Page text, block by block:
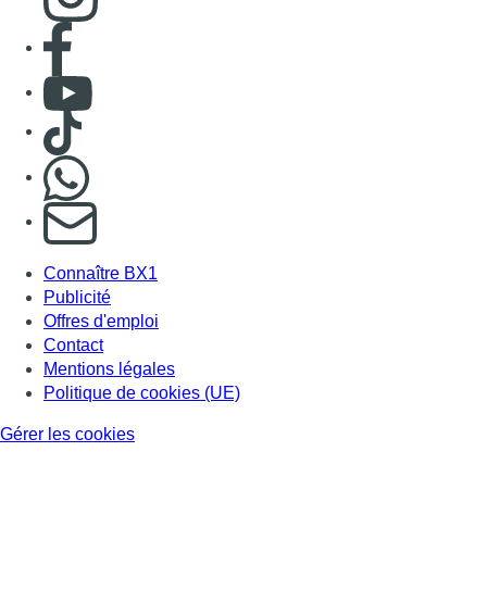
Consulter page Facebook
Consulter Youtube
Consulter TikTok
S'abonner à notre newsletter
Connaître BX1
Publicité
Offres d'emploi
Contact
Mentions légales
Politique de cookies (UE)
Gérer les cookies